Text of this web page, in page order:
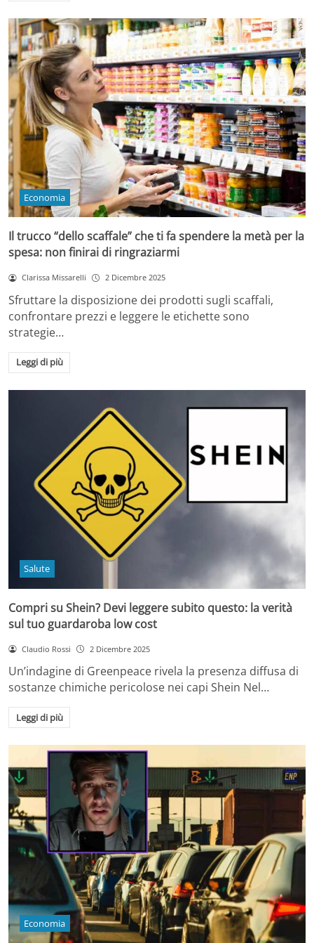
Economia
Il trucco “dello scaffale” che ti fa spendere la metà per la
spesa: non finirai di ringraziarmi
Clarissa Missarelli 2 Dicembre 2025
Sfruttare la disposizione dei prodotti sugli scaffali,
confrontare prezzi e leggere le etichette sono
strategie…
Leggi di più
Salute
Compri su Shein? Devi leggere subito questo: la verità
sul tuo guardaroba low cost
Claudio Rossi 2 Dicembre 2025
Un’indagine di Greenpeace rivela la presenza diffusa di
sostanze chimiche pericolose nei capi Shein Nel…
Leggi di più
Economia